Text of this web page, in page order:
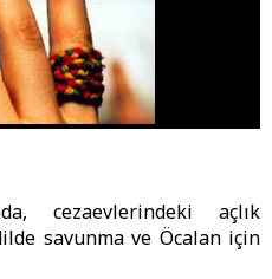
cezaevlerindeki açlık
savunma ve Öcalan için